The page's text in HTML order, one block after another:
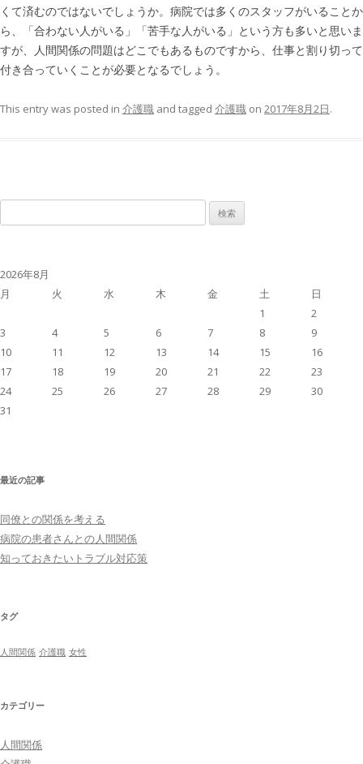
くて済むのではないでしょうか。病院では多くのスタッフがいることか
ら、「合わない人がいる」「苦手な人がいる」という方も多いと思いま
すが、人間関係の問題はどこでもあるものですから、仕事と割り切って
付き合っていくことが必要となるでしょう。
This entry was posted in 介護職 and tagged 介護職 on 2017年8月2日.
索:
2026年8月
月
火 水 木 金 土
日
1
2
3
4 5 6 7 8
9
10
11 12 13 14 15
16
17
18 19 20 21 22
23
24
25 26 27 28 29
30
31
最近の記事
同僚との関係を考える
病院の患者さんとの人間関係
知っておきたいトラブル対応策
タグ
人間関係 介護職 女性
カテゴリー
人間関係